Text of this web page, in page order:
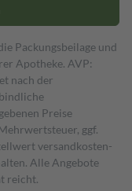
Packungsbeilage und
Apotheke. AVP:
nach der
Preise
ggf.
versand­kosten­
Alle Angebote
reicht.